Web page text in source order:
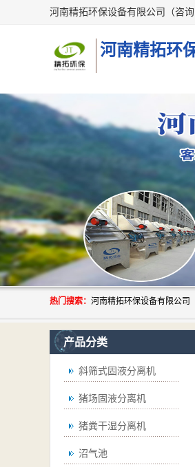
河南精拓环
热门搜索：
产品分类
斜筛式固液分离机
猪场固液分离机
猪粪干湿分离机
沼气池